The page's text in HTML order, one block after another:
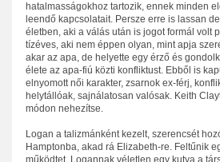
hatalmasságokhoz tartozik, ennek minden
leendő kapcsolatait. Persze erre is lassan
életben, aki a válás után is jogot formál volt
tízéves, aki nem éppen olyan, mint apja
akar az apa, de helyette egy érző és
élete az apa-fiú közti konfliktust. Ebből is
elnyomott női karakter, zsarnok ex-férj,
helytállóak, sajnálatosan valósak. Keith
módon nehezítse.
Logan a talizmánként kezelt, szerencsét
Hamptonba, akad rá Elizabeth-re. Feltűnik
működtet. Logannak véletlen egy kutya a